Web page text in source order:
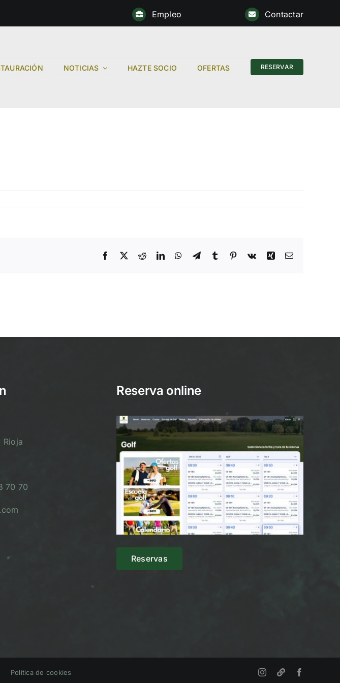
Empleo Contactar
NOTICIAS HAZTE SOCIO OFERTAS RESERVAR
Anterior
Facebook
X RedditLinkedInWhatsApp
TelegramTumblr Pinterest
Vk Xing Email
Rioja
70 70
Reserva online
Reservas
Política de cookies